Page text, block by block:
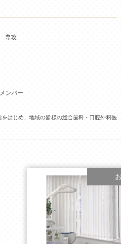
専攻
ンバー
はじめ、地域の皆様の総合歯科・口腔外科医